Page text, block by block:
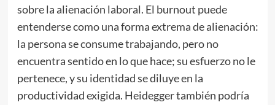
sobre la alienación laboral. El burnout puede
entenderse como una forma extrema de alienación:
la persona se consume trabajando, pero no
encuentra sentido en lo que hace; su esfuerzo no le
pertenece, y su identidad se diluye en la
productividad exigida. Heidegger también podría